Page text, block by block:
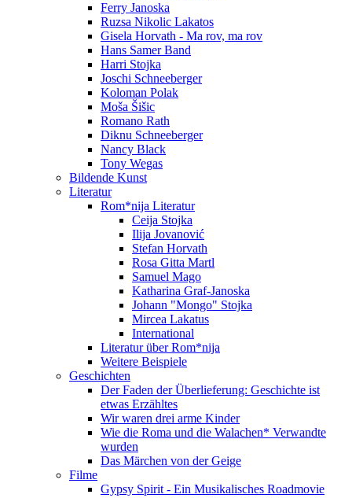
Ferry Janoska
Ruzsa Nikolic Lakatos
Gisela Horvath - Ma rov, ma rov
Hans Samer Band
Harri Stojka
Joschi Schneeberger
Koloman Polak
Moša Šišic
Romano Rath
Diknu Schneeberger
Nancy Black
Tony Wegas
Bildende Kunst
Literatur
Rom*nija Literatur
Ceija Stojka
Ilija Jovanović
Stefan Horvath
Rosa Gitta Martl
Samuel Mago
Katharina Graf-Janoska
Johann "Mongo" Stojka
Mircea Lakatus
International
Literatur über Rom*nija
Weitere Beispiele
Geschichten
Der Faden der Überlieferung: Geschichte ist
etwas Erzähltes
Wir waren drei arme Kinder
Wie die Roma und die Walachen* Verwandte
wurden
Das Märchen von der Geige
Filme
Gypsy Spirit - Ein Musikalisches Roadmovie